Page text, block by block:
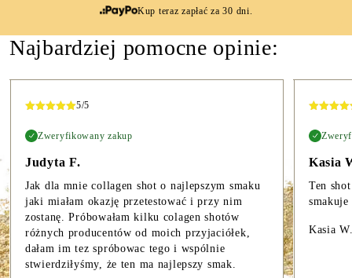
Twist
Kup teraz zapłać za 30 dni.
Najbardziej pomocne opinie:
5/5
Zweryfikowany zakup
Judyta F.
Jak dla mnie collagen shot o najlepszym smaku
jaki miałam okazję przetestować i przy nim
zostanę. Próbowałam kilku colagen shotów
różnych producentów od moich przyjaciółek,
dałam im tez spróbowac tego i wspólnie
stwierdziłyśmy, że ten ma najlepszy smak.
Kasia
Ten
Kasia